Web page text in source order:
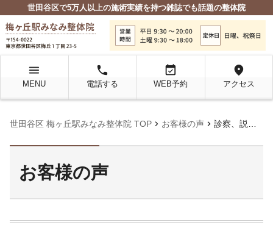
世田谷区で5万人以上の施術実績を持つ雑誌でも話題の整体院
menu
MENU
local_phone
電話する
event_available
WEB予約
location_on
アクセス
世田谷区 梅ヶ丘駅みなみ整体院 TOP chevron_right お客様の声 chevron_right 診察、説明が丁寧で手技も幅広い！
お客様の声